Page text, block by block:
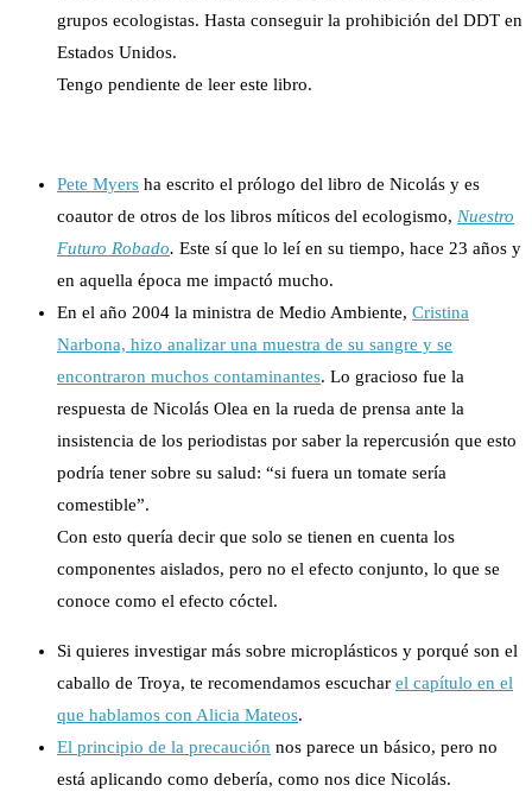
grupos ecologistas. Hasta conseguir la prohibición del DDT en
Estados Unidos.
Tengo pendiente de leer este libro.
Pete Myers ha escrito el prólogo del libro de Nicolás y es
coautor de otros de los libros míticos del ecologismo, Nuestro
Futuro Robado. Este sí que lo leí en su tiempo, hace 23 años y
en aquella época me impactó mucho.
En el año 2004 la ministra de Medio Ambiente, Cristina
Narbona, hizo analizar una muestra de su sangre y se
encontraron muchos contaminantes. Lo gracioso fue la
respuesta de Nicolás Olea en la rueda de prensa ante la
insistencia de los periodistas por saber la repercusión que esto
podría tener sobre su salud: “si fuera un tomate sería
comestible”.
Con esto quería decir que solo se tienen en cuenta los
componentes aislados, pero no el efecto conjunto, lo que se
conoce como el efecto cóctel.
Si quieres investigar más sobre microplásticos y porqué son el
caballo de Troya, te recomendamos escuchar el capítulo en el
que hablamos con Alicia Mateos.
El principio de la precaución nos parece un básico, pero no
está aplicando como debería, como nos dice Nicolás.